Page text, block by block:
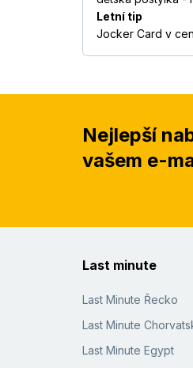
Letní tip
Jocker Card v
Nejlepší
vašem e-
Last minute
Last Minute Řecko
Last Minute
Last Minute Egypt